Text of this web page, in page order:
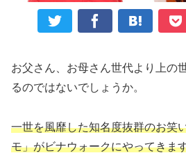
お父さん、お母さん世代より上の
るのではないでしょうか。
一世を風靡した知名度抜群のお笑
モ」がビナウォークにやってきま